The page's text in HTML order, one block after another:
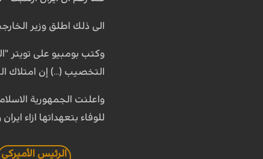
الى ذلك اطلق وزير
وكتب بومبيو على تويتر
التخصيب (...) إن امتلاك
واعلنت الجمهورية
للوفاء بتعهداتها ازاء
الرئيس الأميركي